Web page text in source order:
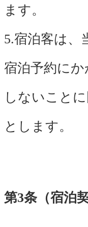
ます。
5.宿泊客は、
宿泊予約に
しないこと
とします。
第3条（宿泊